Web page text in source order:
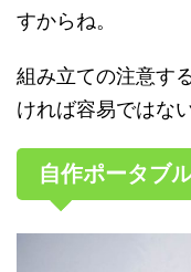
すからね。
組み立ての注意す
ければ容易ではな
自作ポータブ